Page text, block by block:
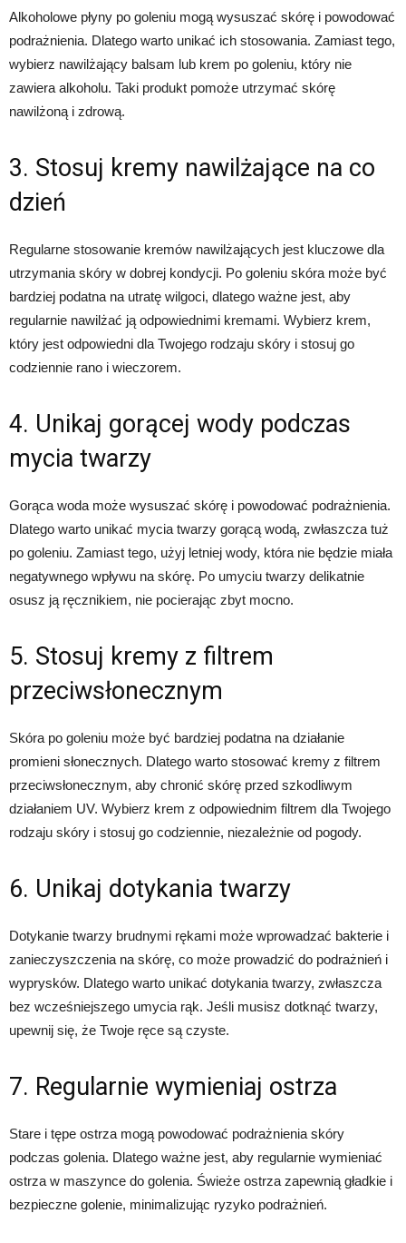
Alkoholowe płyny po goleniu mogą wysuszać skórę i powodować
podrażnienia. Dlatego warto unikać ich stosowania. Zamiast tego,
wybierz nawilżający balsam lub krem po goleniu, który nie
zawiera alkoholu. Taki produkt pomoże utrzymać skórę
nawilżoną i zdrową.
3. Stosuj kremy nawilżające na co
dzień
Regularne stosowanie kremów nawilżających jest kluczowe dla
utrzymania skóry w dobrej kondycji. Po goleniu skóra może być
bardziej podatna na utratę wilgoci, dlatego ważne jest, aby
regularnie nawilżać ją odpowiednimi kremami. Wybierz krem,
który jest odpowiedni dla Twojego rodzaju skóry i stosuj go
codziennie rano i wieczorem.
4. Unikaj gorącej wody podczas
mycia twarzy
Gorąca woda może wysuszać skórę i powodować podrażnienia.
Dlatego warto unikać mycia twarzy gorącą wodą, zwłaszcza tuż
po goleniu. Zamiast tego, użyj letniej wody, która nie będzie miała
negatywnego wpływu na skórę. Po umyciu twarzy delikatnie
osusz ją ręcznikiem, nie pocierając zbyt mocno.
5. Stosuj kremy z filtrem
przeciwsłonecznym
Skóra po goleniu może być bardziej podatna na działanie
promieni słonecznych. Dlatego warto stosować kremy z filtrem
przeciwsłonecznym, aby chronić skórę przed szkodliwym
działaniem UV. Wybierz krem z odpowiednim filtrem dla Twojego
rodzaju skóry i stosuj go codziennie, niezależnie od pogody.
6. Unikaj dotykania twarzy
Dotykanie twarzy brudnymi rękami może wprowadzać bakterie i
zanieczyszczenia na skórę, co może prowadzić do podrażnień i
wyprysków. Dlatego warto unikać dotykania twarzy, zwłaszcza
bez wcześniejszego umycia rąk. Jeśli musisz dotknąć twarzy,
upewnij się, że Twoje ręce są czyste.
7. Regularnie wymieniaj ostrza
Stare i tępe ostrza mogą powodować podrażnienia skóry
podczas golenia. Dlatego ważne jest, aby regularnie wymieniać
ostrza w maszynce do golenia. Świeże ostrza zapewnią gładkie i
bezpieczne golenie, minimalizując ryzyko podrażnień.